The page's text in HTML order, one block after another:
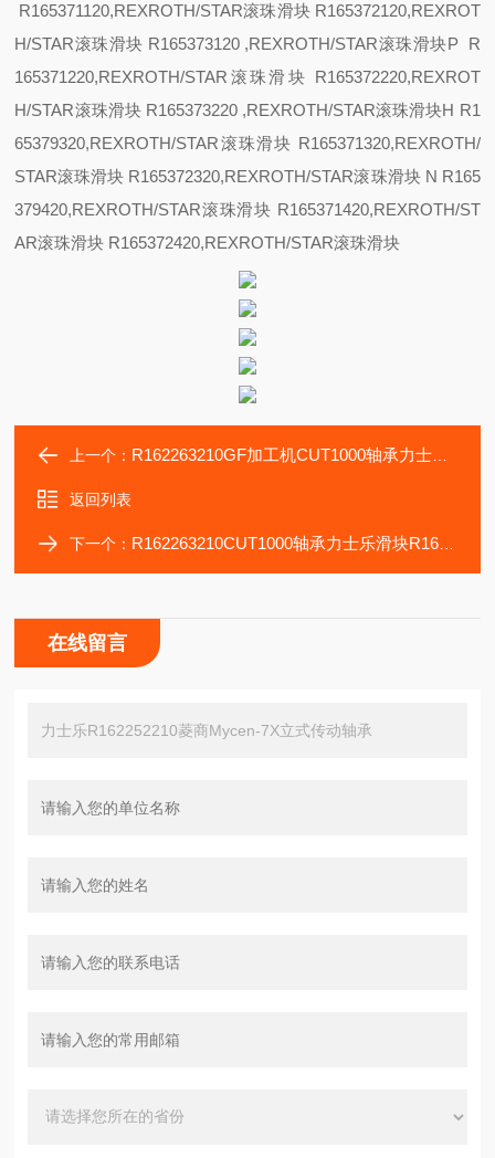
R165371120,REXROTH/STAR滚珠滑块 R165372120,REXROT
H/STAR滚珠滑块 R165373120 ,REXROTH/STAR滚珠滑块P R
165371220,REXROTH/STAR滚珠滑块 R165372220,REXROT
H/STAR滚珠滑块 R165373220 ,REXROTH/STAR滚珠滑块H R1
65379320,REXROTH/STAR滚珠滑块 R165371320,REXROTH/
STAR滚珠滑块 R165372320,REXROTH/STAR滚珠滑块 N R165
379420,REXROTH/STAR滚珠滑块 R165371420,REXROTH/ST
AR滚珠滑块 R165372420,REXROTH/STAR滚珠滑块
上一个： R162263210GF加工机CUT1000轴承力士乐滑块R162262210
返回列表
下一个： R162263210CUT1000轴承力士乐滑块R162262210导轨
在线留言